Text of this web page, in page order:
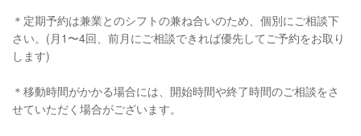
＊定期予約は兼業とのシフトの兼ね合いのため、個別にご相談下
さい。(月1〜4回、前月にご相談できれば優先してご予約をお取り
します)
＊移動時間がかかる場合には、開始時間や終了時間のご相談をさ
せていただく場合がございます。